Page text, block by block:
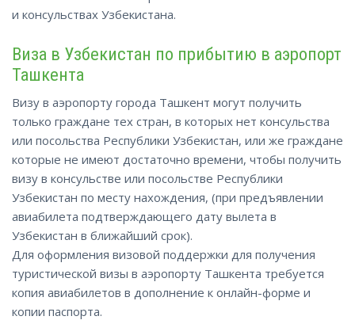
и консульствах Узбекистана.
Виза в Узбекистан по прибытию в аэропорт
Ташкента
Визу в аэропорту города Ташкент могут получить
только граждане тех стран, в которых нет консульства
или посольства Республики Узбекистан, или же граждане
которые не имеют достаточно времени, чтобы получить
визу в консульстве или посольстве Республики
Узбекистан по месту нахождения, (при предъявлении
авиабилета подтверждающего дату вылета в
Узбекистан в ближайший срок).
Для оформления визовой поддержки для получения
туристической визы в аэропорту Ташкента требуется
копия авиабилетов в дополнение к онлайн-форме и
копии паспорта.